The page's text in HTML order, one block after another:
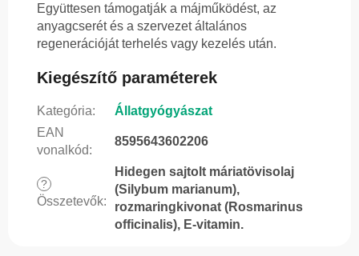
Együttesen támogatják a májműködést, az
anyagcserét és a szervezet általános
regenerációját terhelés vagy kezelés után.
Kiegészítő paraméterek
Kategória:
Állatgyógyászat
EAN
vonalkód:
8595643602206
?
Összetevők:
Hidegen sajtolt máriatövisolaj
(Silybum marianum),
rozmaringkivonat (Rosmarinus
officinalis), E-vitamin.